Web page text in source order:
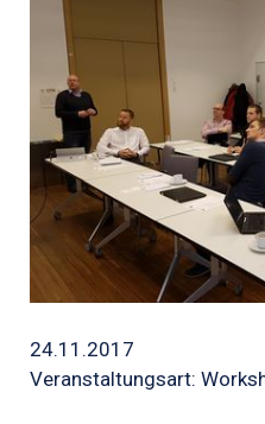
24.11.2017
Veranstaltungsart: